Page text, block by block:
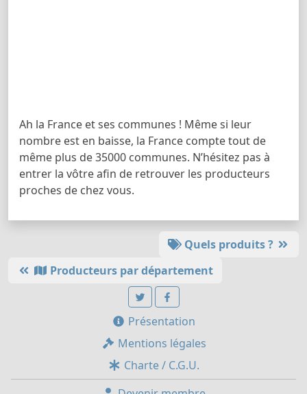
Ah la France et ses communes ! Même si leur
nombre est en baisse, la France compte tout de
même plus de 35000 communes. N’hésitez pas à
entrer la vôtre afin de retrouver les producteurs
proches de chez vous.
Quels produits ?
Producteurs par département
Présentation
Mentions légales
Charte / C.G.U.